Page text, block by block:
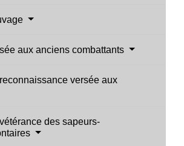
aux anciens combattants
versée aux
des sapeurs-